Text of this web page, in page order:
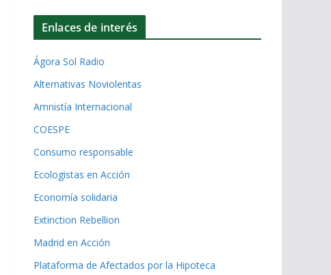
Enlaces de interés
Ágora Sol Radio
Alternativas Noviolentas
Amnistía Internacional
COESPE
Consumo responsable
Ecologistas en Acción
Economía solidaria
Extinction Rebellion
Madrid en Acción
Plataforma de Afectados por la Hipoteca